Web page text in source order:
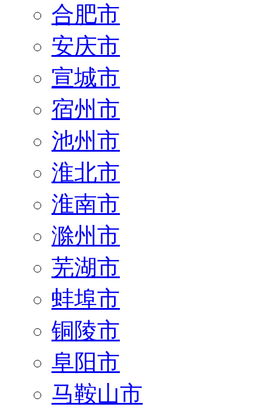
合肥市
安庆市
宣城市
宿州市
池州市
淮北市
淮南市
滁州市
芜湖市
蚌埠市
铜陵市
阜阳市
马鞍山市